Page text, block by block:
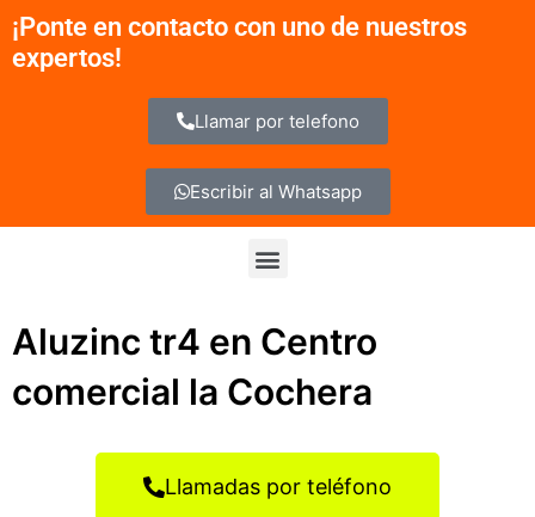
contenido
¡Ponte en contacto con uno de nuestros
expertos!
Llamar por telefono
Escribir al Whatsapp
Menu
Aluzinc tr4 en Centro
comercial la Cochera
Llamadas por teléfono